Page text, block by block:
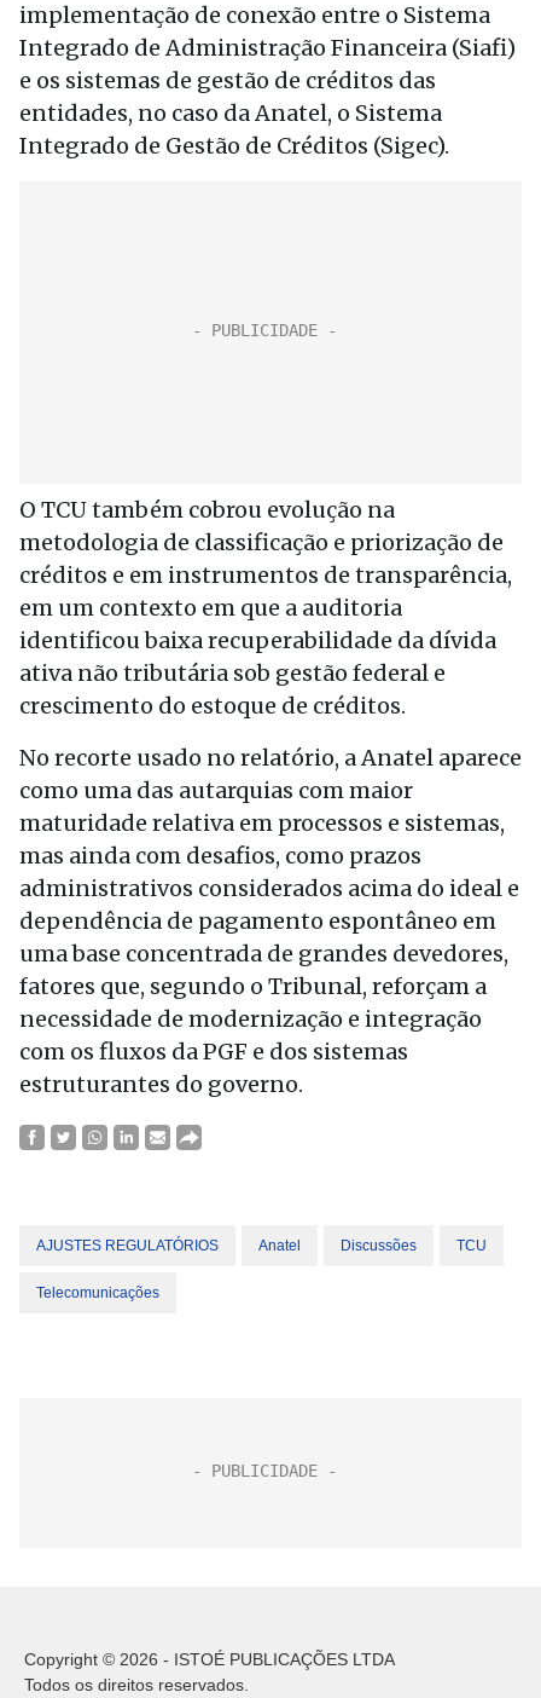
implementação de conexão entre o Sistema
Integrado de Administração Financeira (Siafi)
e os sistemas de gestão de créditos das
entidades, no caso da Anatel, o Sistema
Integrado de Gestão de Créditos (Sigec).
O TCU também cobrou evolução na
metodologia de classificação e priorização de
créditos e em instrumentos de transparência,
em um contexto em que a auditoria
identificou baixa recuperabilidade da dívida
ativa não tributária sob gestão federal e
crescimento do estoque de créditos.
No recorte usado no relatório, a Anatel aparece
como uma das autarquias com maior
maturidade relativa em processos e sistemas,
mas ainda com desafios, como prazos
administrativos considerados acima do ideal e
dependência de pagamento espontâneo em
uma base concentrada de grandes devedores,
fatores que, segundo o Tribunal, reforçam a
necessidade de modernização e integração
com os fluxos da PGF e dos sistemas
estruturantes do governo.
AJUSTES REGULATÓRIOS Anatel Discussões TCU
Telecomunicações
Copyright © 2026 - ISTOÉ PUBLICAÇÕES LTDA
Todos os direitos reservados.